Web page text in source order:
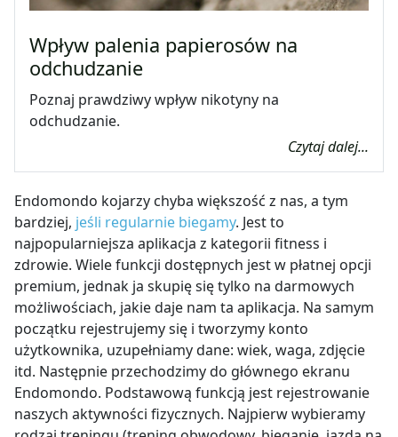
Wpływ palenia papierosów na
odchudzanie
Poznaj prawdziwy wpływ nikotyny na
odchudzanie.
Czytaj dalej...
Endomondo kojarzy chyba większość z nas, a tym
bardziej, jeśli regularnie biegamy. Jest to
najpopularniejsza aplikacja z kategorii fitness i
zdrowie. Wiele funkcji dostępnych jest w płatnej opcji
premium, jednak ja skupię się tylko na darmowych
możliwościach, jakie daje nam ta aplikacja. Na samym
początku rejestrujemy się i tworzymy konto
użytkownika, uzupełniamy dane: wiek, waga, zdjęcie
itd. Następnie przechodzimy do głównego ekranu
Endomondo. Podstawową funkcją jest rejestrowanie
naszych aktywności fizycznych. Najpierw wybieramy